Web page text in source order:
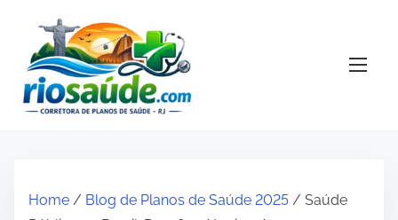
Home / Blog de Planos de Saúde 2025 / Saúde